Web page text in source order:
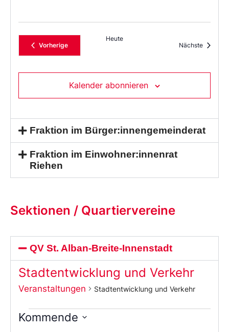
VorherigeVeranstaltungen
Heute
Nächste
Kalender abonnieren
Fraktion im Bürger:innengemeinderat
Fraktion im Einwohner:innenrat
Riehen
Sektionen / Quartiervereine
QV St. Alban-Breite-Innenstadt
Stadtentwicklung und Verkehr
Veranstaltungen Stadtentwicklung und Verkehr
Kommende